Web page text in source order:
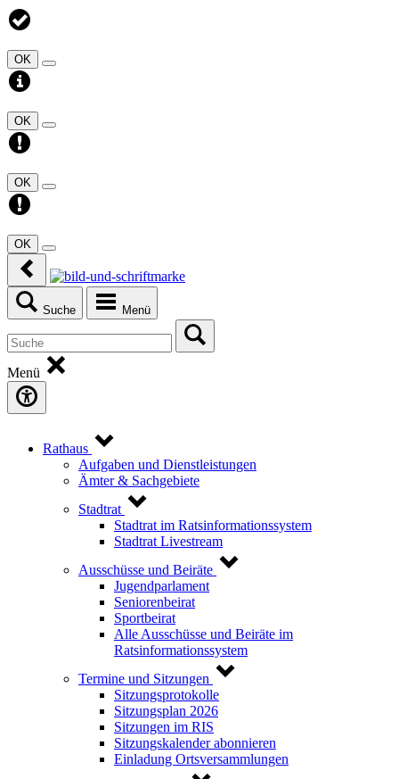
OK
OK
OK
OK
Suche Menü
Menü
Rathaus
Aufgaben und Dienstleistungen
Ämter & Sachgebiete
Stadtrat
Stadtrat im Ratsinformationssystem
Stadtrat Livestream
Ausschüsse und Beiräte
Jugendparlament
Seniorenbeirat
Sportbeirat
Alle Ausschüsse und Beiräte im
Ratsinformationssystem
Termine und Sitzungen
Sitzungsprotokolle
Sitzungsplan 2026
Sitzungen im RIS
Sitzungskalender abonnieren
Einladung Ortsversammlungen